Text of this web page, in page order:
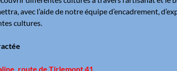
avec l’aide de notre équipe d’encadrement,
cultures.
, route de Tirlemont 41.